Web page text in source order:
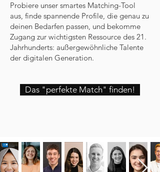
​Probiere unser smartes Matching-Tool
aus, finde spannende Profile, die genau zu
deinen Bedarfen passen, und bekomme
Zugang zur wichtigsten Ressource des 21.
Jahrhunderts: außergewöhnliche Talente
der digitalen Generation.
Das "perfekte Match" finden!